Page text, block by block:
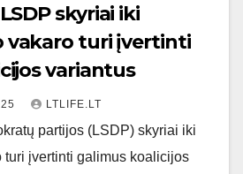
skyriai iki
vakaro turi įvertinti
variantus
LTLIFE.LT
partijos (LSDP) skyriai iki
turi įvertinti galimus koalicijos